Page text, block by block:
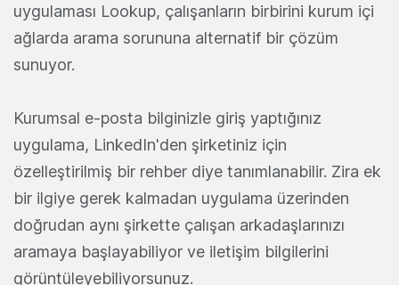
uygulaması Lookup, çalışanların birbirini kurum içi
ağlarda arama sorununa alternatif bir çözüm
sunuyor.
Kurumsal e-posta bilginizle giriş yaptığınız
uygulama, LinkedIn'den şirketiniz için
özelleştirilmiş bir rehber diye tanımlanabilir. Zira ek
bir ilgiye gerek kalmadan uygulama üzerinden
doğrudan aynı şirkette çalışan arkadaşlarınızı
aramaya başlayabiliyor ve iletişim bilgilerini
görüntüleyebiliyorsunuz.